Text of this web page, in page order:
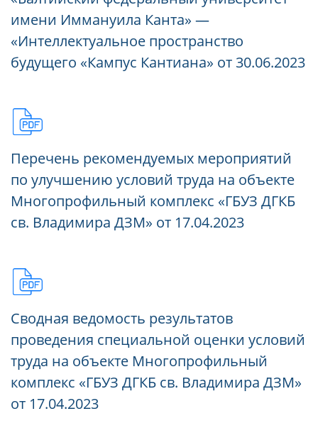
имени Иммануила Канта» —
«Интеллектуальное пространство
будущего «Кампус Кантиана» от 30.06.2023
Перечень рекомендуемых мероприятий
по улучшению условий труда на объекте
Многопрофильный комплекс «ГБУЗ ДГКБ
св. Владимира ДЗМ» от 17.04.2023
Сводная ведомость результатов
проведения специальной оценки условий
труда на объекте Многопрофильный
комплекс «ГБУЗ ДГКБ св. Владимира ДЗМ»
от 17.04.2023